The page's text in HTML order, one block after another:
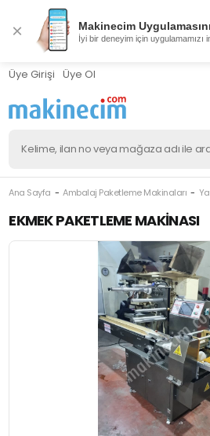
× Makinecim
İyi bir deneyim için uygulamamızı
Üye Girişi Üye Ol
Ana Sayfa Ambalaj Paketleme Makinaları
EKMEK PAKETLEME MAKINASI